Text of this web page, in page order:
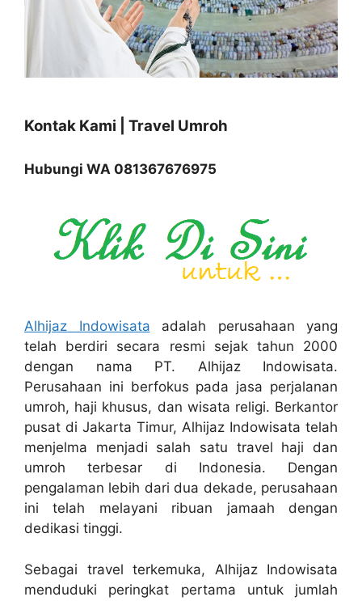
Kontak Kami | Travel Umroh
Hubungi WA 081367676975
Alhijaz Indowisata adalah perusahaan yang
telah berdiri secara resmi sejak tahun 2000
dengan nama PT. Alhijaz Indowisata.
Perusahaan ini berfokus pada jasa perjalanan
umroh, haji khusus, dan wisata religi. Berkantor
pusat di Jakarta Timur, Alhijaz Indowisata telah
menjelma menjadi salah satu travel haji dan
umroh terbesar di Indonesia. Dengan
pengalaman lebih dari dua dekade, perusahaan
ini telah melayani ribuan jamaah dengan
dedikasi tinggi.
Sebagai travel terkemuka, Alhijaz Indowisata
menduduki peringkat pertama untuk jumlah